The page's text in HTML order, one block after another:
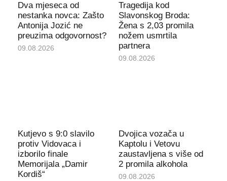
Dva mjeseca od
nestanka novca: Zašto
Antonija Jozić ne
preuzima odgovornost?
09.08.2026
Tragedija kod
Slavonskog Broda:
Žena s 2,03 promila
nožem usmrtila
partnera
09.08.2026
Kutjevo s 9:0 slavilo
protiv Vidovaca i
izborilo finale
Memorijala „Damir
Kordiš“
Dvojica vozača u
Kaptolu i Vetovu
zaustavljena s više od
2 promila alkohola
09.08.2026